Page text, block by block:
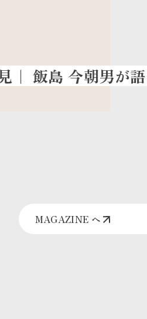
島 今朝男が語りま
MAGAZINE へ